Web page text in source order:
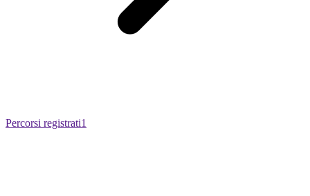
Percorsi registrati1